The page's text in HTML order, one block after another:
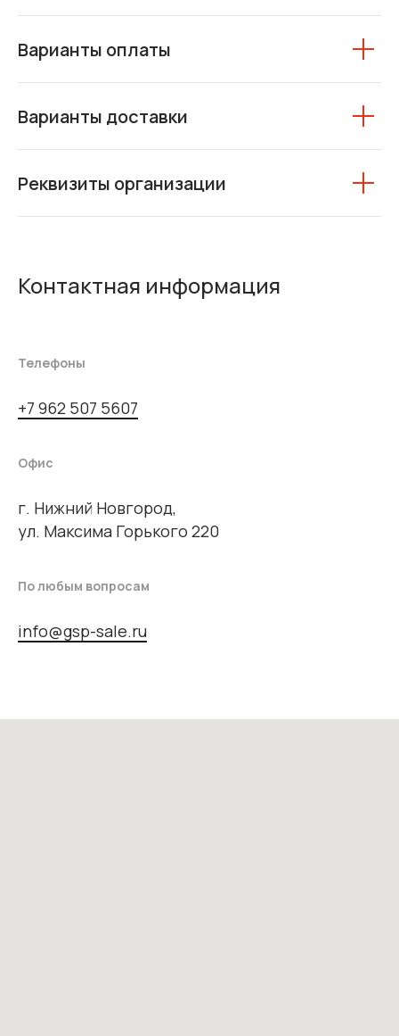
Варианты оплаты
Варианты доставки
Реквизиты организации
Контактная информация
Телефоны
+7 962 507 5607
Офис
г. Нижний Новгород,
ул. Максима Горького 220
По любым вопросам
info@gsp-sale.ru